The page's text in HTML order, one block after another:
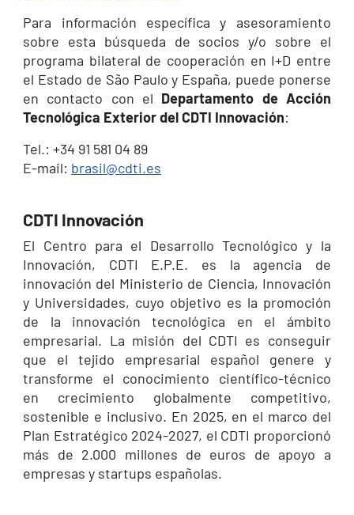
Para información específica y asesoramiento
sobre esta búsqueda de socios y/o sobre el
programa bilateral de cooperación en I+D entre
el Estado de São Paulo y España, puede ponerse
en contacto con el Departamento de Acción
Tecnológica Exterior del CDTI Innovación:
Tel.: +34 91 581 04 89
E-mail: brasil@cdti.es
CDTI Innovación
El Centro para el Desarrollo Tecnológico y la
Innovación, CDTI E.P.E. es la agencia de
innovación del Ministerio de Ciencia, Innovación
y Universidades, cuyo objetivo es la promoción
de la innovación tecnológica en el ámbito
empresarial. La misión del CDTI es conseguir
que el tejido empresarial español genere y
transforme el conocimiento científico-técnico
en crecimiento globalmente competitivo,
sostenible e inclusivo. En 2025, en el marco del
Plan Estratégico 2024-2027, el CDTI proporcionó
más de 2.000 millones de euros de apoyo a
empresas y startups españolas.